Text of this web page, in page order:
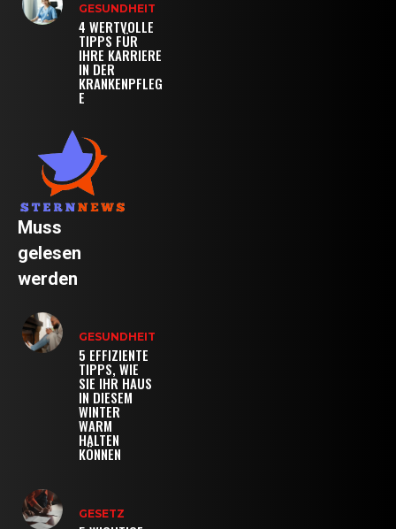
GESUNDHEIT
4 WERTVOLLE
TIPPS FÜR
IHRE KARRIERE
IN DER
KRANKENPFLEG
E
Muss
gelesen
werden
GESUNDHEIT
5 EFFIZIENTE
TIPPS, WIE
SIE IHR HAUS
IN DIESEM
WINTER
WARM
HALTEN
KÖNNEN
GESETZ